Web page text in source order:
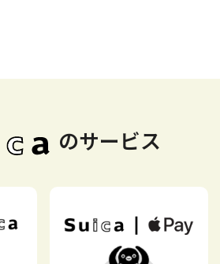
のサービス